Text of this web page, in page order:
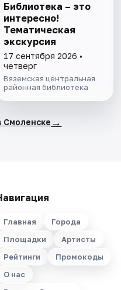
Библиотека – это
интересно!
Тематическая
экскурсия
17 сентября 2026 •
четверг
Вяземская центральная
районная библиотека
Смоленске →
Главная
Города
Площадки
Артисты
Рейтинги
Промокоды
О нас